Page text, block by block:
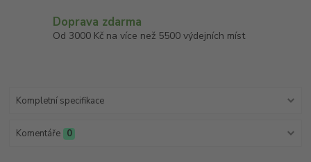
Doprava zdarma
Od 3000 Kč na více než 5500 výdejních míst
Kompletní specifikace
Komentáře 0